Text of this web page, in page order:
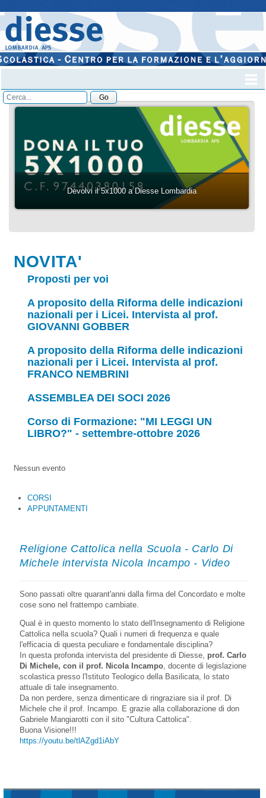
Devolvi il 5x1000 a Diesse Lombardia
NOVITA'
Proposti per voi
A proposito della Riforma delle indicazioni
nazionali per i Licei. Intervista al prof.
GIOVANNI GOBBER
A proposito della Riforma delle indicazioni
nazionali per i Licei. Intervista al prof.
FRANCO NEMBRINI
ASSEMBLEA DEI SOCI 2026
Corso di Formazione: "MI LEGGI UN
LIBRO?" - settembre-ottobre 2026
Nessun evento
CORSI
APPUNTAMENTI
Religione Cattolica nella Scuola - Carlo Di
Michele intervista Nicola Incampo - Video
Sono passati oltre quarant'anni dalla firma del Concordato e molte
cose sono nel frattempo cambiate.
Qual è in questo momento lo stato dell'Insegnamento di Religione
Cattolica nella scuola? Quali i numeri di frequenza e quale
l'efficacia di questa peculiare e fondamentale disciplina?
In questa profonda intervista del presidente di Diesse, prof. Carlo
Di Michele, con il prof. Nicola Incampo, docente di legislazione
scolastica presso l'Istituto Teologico della Basilicata, lo stato
attuale di tale insegnamento.
Da non perdere, senza dimenticare di ringraziare sia il prof. Di
Michele che il prof. Incampo. E grazie alla collaborazione di don
Gabriele Mangiarotti con il sito "Cultura Cattolica".
Buona Visione!!!
https://youtu.be/tlAZgd1iAbY